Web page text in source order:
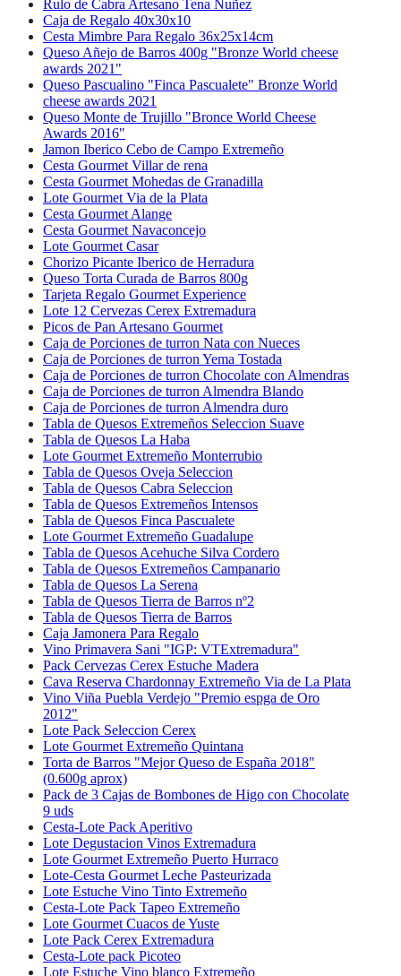
Rulo de Cabra Artesano Tena Nuñez
Caja de Regalo 40x30x10
Cesta Mimbre Para Regalo 36x25x14cm
Queso Añejo de Barros 400g "Bronze World cheese
awards 2021"
Queso Pascualino "Finca Pascualete" Bronze World
cheese awards 2021
Queso Monte de Trujillo "Bronce World Cheese
Awards 2016"
Jamon Iberico Cebo de Campo Extremeño
Cesta Gourmet Villar de rena
Cesta Gourmet Mohedas de Granadilla
Lote Gourmet Via de la Plata
Cesta Gourmet Alange
Cesta Gourmet Navaconcejo
Lote Gourmet Casar
Chorizo Picante Iberico de Herradura
Queso Torta Curada de Barros 800g
Tarjeta Regalo Gourmet Experience
Lote 12 Cervezas Cerex Extremadura
Picos de Pan Artesano Gourmet
Caja de Porciones de turron Nata con Nueces
Caja de Porciones de turron Yema Tostada
Caja de Porciones de turron Chocolate con Almendras
Caja de Porciones de turron Almendra Blando
Caja de Porciones de turron Almendra duro
Tabla de Quesos Extremeños Seleccion Suave
Tabla de Quesos La Haba
Lote Gourmet Extremeño Monterrubio
Tabla de Quesos Oveja Seleccion
Tabla de Quesos Cabra Seleccion
Tabla de Quesos Extremeños Intensos
Tabla de Quesos Finca Pascualete
Lote Gourmet Extremeño Guadalupe
Tabla de Quesos Acehuche Silva Cordero
Tabla de Quesos Extremeños Campanario
Tabla de Quesos La Serena
Tabla de Quesos Tierra de Barros nº2
Tabla de Quesos Tierra de Barros
Caja Jamonera Para Regalo
Vino Primavera Sani "IGP: VTExtremadura"
Pack Cervezas Cerex Estuche Madera
Cava Reserva Chardonnay Extremeño Via de La Plata
Vino Viña Puebla Verdejo "Premio espga de Oro
2012"
Lote Pack Seleccion Cerex
Lote Gourmet Extremeño Quintana
Torta de Barros "Mejor Queso de España 2018"
(0.600g aprox)
Pack de 3 Cajas de Bombones de Higo con Chocolate
9 uds
Cesta-Lote Pack Aperitivo
Lote Degustacion Vinos Extremadura
Lote Gourmet Extremeño Puerto Hurraco
Lote-Cesta Gourmet Leche Pasteurizada
Lote Estuche Vino Tinto Extremeño
Cesta-Lote Pack Tapeo Extremeño
Lote Gourmet Cuacos de Yuste
Lote Pack Cerex Extremadura
Cesta-Lote pack Picoteo
Lote Estuche Vino blanco Extremeño